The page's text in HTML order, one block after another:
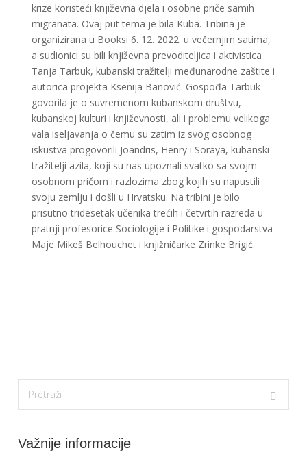
krize koristeći književna djela i osobne priče samih
migranata. Ovaj put tema je bila Kuba. Tribina je
organizirana u Booksi 6. 12. 2022. u večernjim satima,
a sudionici su bili književna prevoditeljica i aktivistica
Tanja Tarbuk, kubanski tražitelji međunarodne zaštite i
autorica projekta Ksenija Banović. Gospođa Tarbuk
govorila je o suvremenom kubanskom društvu,
kubanskoj kulturi i književnosti, ali i problemu velikoga
vala iseljavanja o čemu su zatim iz svog osobnog
iskustva progovorili Joandris, Henry i Soraya, kubanski
tražitelji azila, koji su nas upoznali svatko sa svojm
osobnom pričom i razlozima zbog kojih su napustili
svoju zemlju i došli u Hrvatsku. Na tribini je bilo
prisutno tridesetak učenika trećih i četvrtih razreda u
pratnji profesorice Sociologije i Politike i gospodarstva
Maje Mikeš Belhouchet i knjižničarke Zrinke Brigić.
Važnije informacije